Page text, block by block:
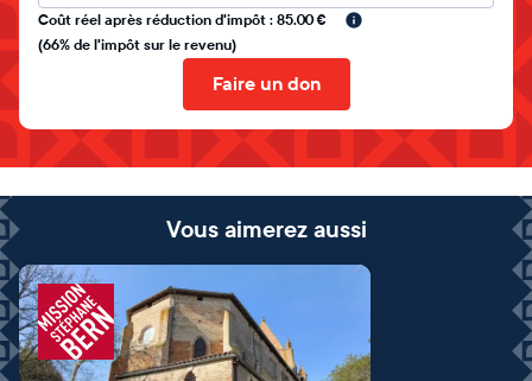
Coût réel après réduction d'impôt : 85.00 €
(66% de l'impôt sur le revenu)
Faire un don
Vous aimerez aussi